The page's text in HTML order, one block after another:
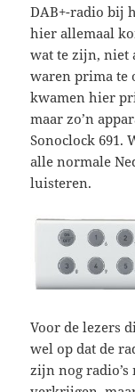
DAB+-radio bij
hier allemaal
wat te zijn, niet
waren prima te
kwamen hier
maar zo’n
Sonoclock 691.
alle normale
luisteren.
Voor de lezers
wel op dat de
zijn nog radio’s